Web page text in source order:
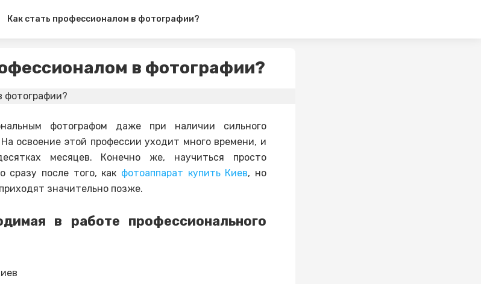
Как стать профессионалом в фотографии?
в фотографии?
фотографом даже при наличии сильного
освоение этой профессии уходит много времени, и
месяцев. Конечно же, научиться просто
сразу после того, как фотоаппарат купить Киев, но
значительно позже.
в работе профессионального